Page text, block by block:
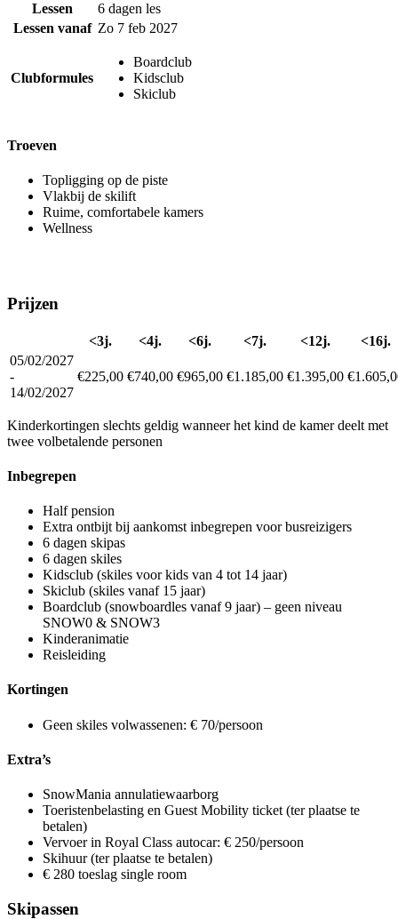
Lessen
6 dagen les
Lessen vanaf Zo 7 feb 2027
Clubformules
Boardclub
Kidsclub
Skiclub
Troeven
Topligging op de piste
Vlakbij de skilift
Ruime, comfortabele kamers
Wellness
Prijzen
<3j. <4j. <6j. <7j. <12j.
<16j.
05/02/2027
-
14/02/2027
€225,00 €740,00 €965,00 €1.185,00 €1.395,00
Kinderkortingen slechts geldig wanneer het kind de kamer deelt met
twee volbetalende personen
Inbegrepen
Half pension
Extra ontbijt bij aankomst inbegrepen voor busreizigers
6 dagen skipas
6 dagen skiles
Kidsclub (skiles voor kids van 4 tot 14 jaar)
Skiclub (skiles vanaf 15 jaar)
Boardclub (snowboardles vanaf 9 jaar) – geen niveau
SNOW0 & SNOW3
Kinderanimatie
Reisleiding
Kortingen
Geen skiles volwassenen: € 70/persoon
Extra’s
SnowMania annulatiewaarborg
Toeristenbelasting en Guest Mobility ticket (ter plaatse te
betalen)
Vervoer in Royal Class autocar: € 250/persoon
Skihuur (ter plaatse te betalen)
€ 280 toeslag single room
Skipassen